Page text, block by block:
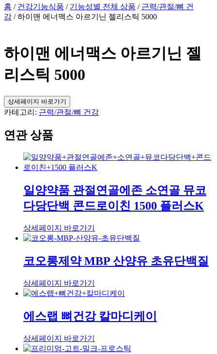
홈 / 건강기능식품 / 기능성별 전체 상품 / 근력/관절/뼈 건
강 / 하이맨 에너맥스 아르기닌 젤리스틱 5000
하이맨 에너맥스 아르기닌 젤
리스틱 5000
상세페이지 바로가기
카테고리: 근력/관절/뼈 건강
연관 상품
일양약품 관절연골에존 소연골 뮤코
다당단백 콘드로이친 1500 플러스K
상세페이지 바로가기
코오롱제약 MBP 산양유 초유단백질
상세페이지 바로가기
에스랩 뼈건강 칼마디케이
상세페이지 바로가기